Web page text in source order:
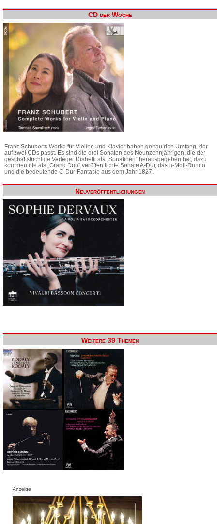
CD der Woche
Franz Schuberts Werke für Violine und Klavier haben genau den Umfang, der
auf zwei CDs passt. Es sind die drei Sonaten des Neunzehnjährigen, die der
geschäftstüchtige Verleger Diabelli als „Sonatinen“ herausgegeben hat, dazu
kommen die als „Grand Duo“ veröffentlichte Sonate A-Dur, das h-Moll-Rondo
und die bedeutende C-Dur-Fantasie aus dem Jahr 1827.
Neuveröffentlichungen
Weitere 39 Themen
Anzeige